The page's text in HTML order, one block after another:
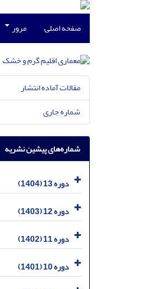
صفحه اصلی مرور
مقالات آماده انتشار
شماره جاری
شماره‌های پیشین نشریه
دوره 13 (1404)
دوره 12 (1403)
دوره 11 (1402)
دوره 10 (1401)